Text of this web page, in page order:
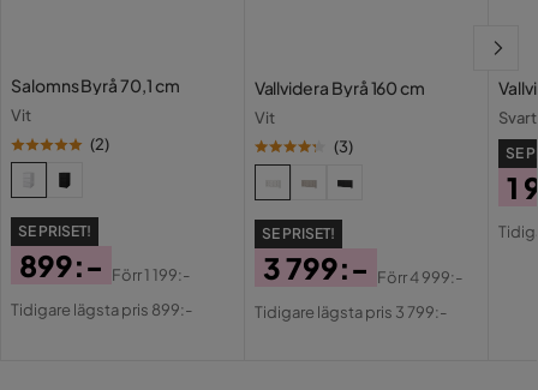
Nettovikt (Kg) 13.9 Kg
Skötselråd
Torka av med fuktig
Färg Svart
Serie Naia
Salomns Byrå 70,1 cm
Vit
(2)
SE PRISET!
Pris
899:-
Original
Förr1 199:-
Tidigare lägsta pris 899:-
Vallvidera Byrå 160 cm
Vit
(3)
SE PRISET!
Pris
3 799:-
Original
Förr4 999:-
Tidigare lägsta pris 3 799:-
Svart
SE
1